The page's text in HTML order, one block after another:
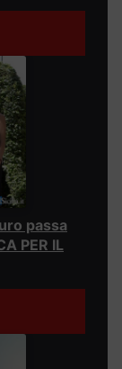
passa
PER IL